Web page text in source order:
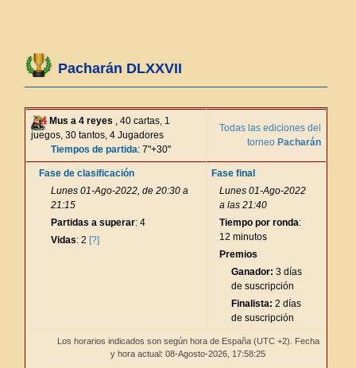
Pacharán DLXXVII
Mus a 4 reyes , 40 cartas, 1
juegos, 30 tantos, 4 Jugadores
Tiempos de partida: 7"+30"
Todas las ediciones del
torneo Pacharán
Fase de clasificación
Lunes 01-Ago-2022, de 20:30 a
21:15
Partidas a superar: 4
Vidas: 2 [?]
Fase final
Lunes 01-Ago-2022
a las 21:40
Tiempo por ronda:
12 minutos
Premios
Ganador: 3 días
de suscripción
Finalista: 2 días
de suscripción
Los horarios indicados son según hora de España (UTC +2). Fecha
y hora actual: 08-Agosto-2026, 17:58:25